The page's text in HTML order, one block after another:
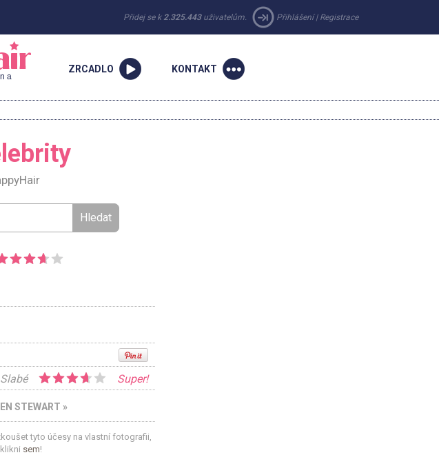
Přidej se k 2.325.443uživatelům. Přihlášení| Registrace
ZRCADLO KONTAKT
Super!
Slabé
STEWART »
tyto účesy na vlastní fotografii,
klikni sem!